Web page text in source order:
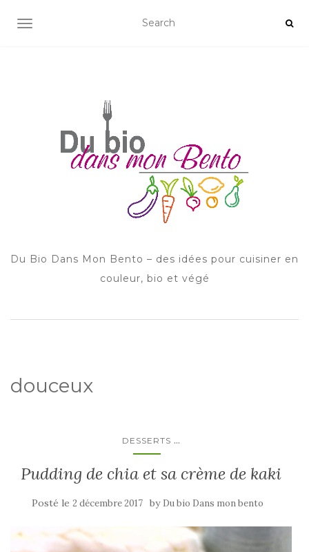
AFFICHER/MASQUER LA NAVIGATION
Du Bio Dans Mon Bento – des idées pour cuisiner en
couleur, bio et végé
douceux
DESSERTS ...
Pudding de chia et sa crème de kaki
Posté le 2 décembre 2017 by Du bio Dans mon bento